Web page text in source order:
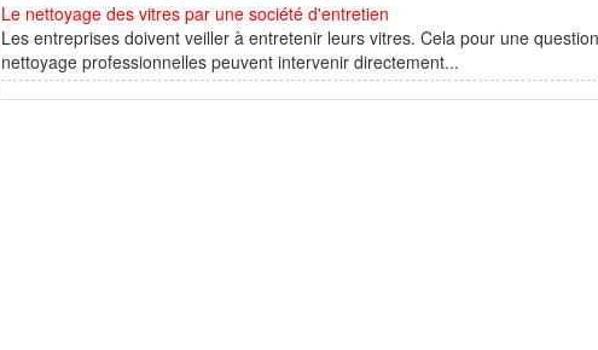
Le nettoyage des vitres par une société d'entretien
Les entreprises doivent veiller à entretenir leurs vitres. Cela pour une
nettoyage professionnelles peuvent intervenir directement...